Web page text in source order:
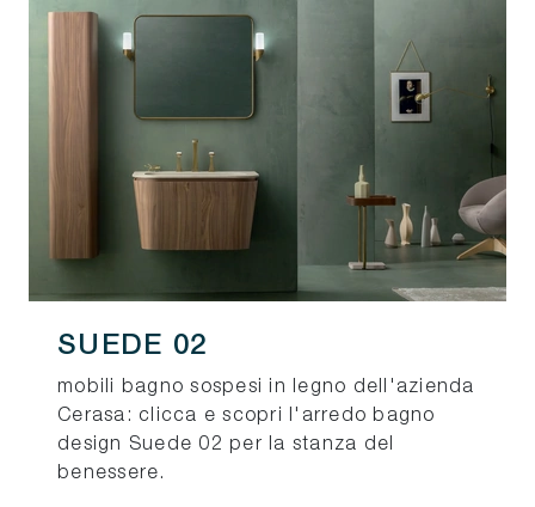
SUEDE 02
mobili bagno sospesi in legno dell'azienda
Cerasa: clicca e scopri l'arredo bagno
design Suede 02 per la stanza del
benessere.